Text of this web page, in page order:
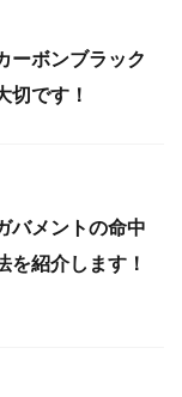
ーボンブラック
切です！
バメントの命中
を紹介します！